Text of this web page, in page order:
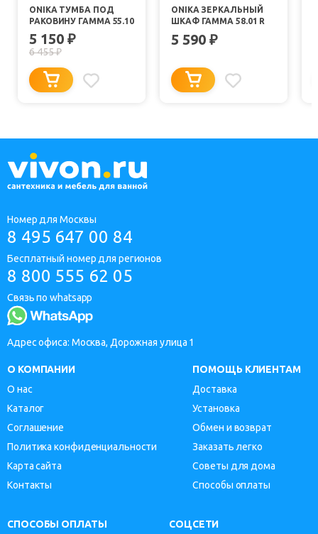
ONIKA ТУМБА ПОД
РАКОВИНУ ГАММА 55.10
5 150 ₽
6 455₽
ONIKA ЗЕРКАЛЬНЫЙ
ШКАФ ГАММА 58.01 R
5 590 ₽
Номер для Москвы
8 495 647 00 84
Бесплатный номер для регионов
8 800 555 62 05
Связь по whatsapp
Адрес офиса: Москва, Дорожная улица 1
О КОМПАНИИ
О нас
Каталог
Соглашение
Политика конфиденциальности
Карта сайта
Контакты
ПОМОЩЬ КЛИЕНТАМ
Доставка
Установка
Обмен и возврат
Заказать легко
Советы для дома
Способы оплаты
СПОСОБЫ ОПЛАТЫ СОЦСЕТИ